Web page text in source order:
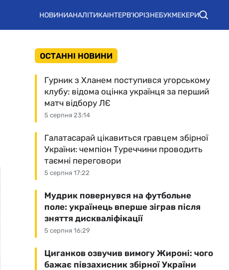
НОВИНИАНАЛІТИКАІНТЕРВ'ЮРІЗНЕБУКМЕКЕРИ
ОСТАННІ НОВИНИ
5 серпня 23:14
Гурник з Хланем поступився угорському
клубу: відома оцінка українця за перший
матч відбору ЛЄ
5 серпня 17:22
Галатасарай цікавиться гравцем збірної
України: чемпіон Туреччини проводить
таємні переговори
5 серпня 16:29
Мудрик повернувся на футбольне
поле: українець вперше зіграв після
зняття дискваліфікації
Циганков озвучив вимогу Жироні: чого
бажає півзахисник збірної України